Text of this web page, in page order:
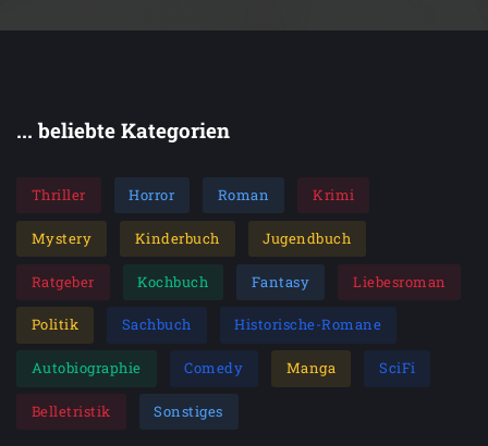
... beliebte Kategorien
Thriller Horror Roman Krimi
Mystery Kinderbuch Jugendbuch
Ratgeber Kochbuch Fantasy Liebesroman
Politik Sachbuch Historische-Romane
Autobiographie Comedy Manga SciFi
Belletristik Sonstiges